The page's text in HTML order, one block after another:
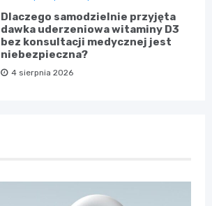
Dlaczego samodzielnie przyjęta
dawka uderzeniowa witaminy D3
bez konsultacji medycznej jest
niebezpieczna?
4 sierpnia 2026